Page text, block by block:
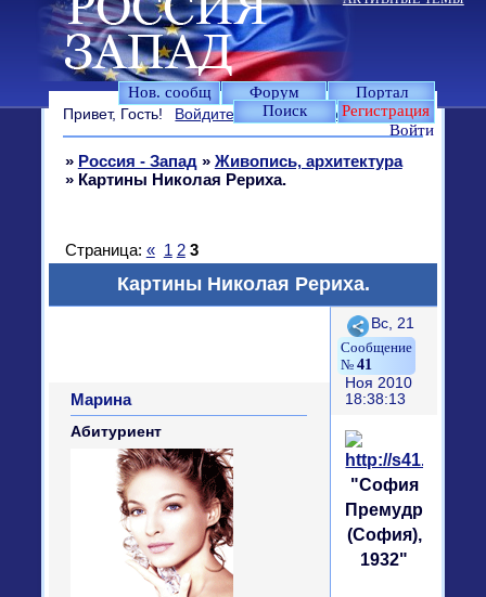
Нов. сообщ Форум
Портал
Поиск
Регистрация
Войти
Привет, Гость! Войдите илизарегистрируйтесь.
» Россия - Запад » Живопись, архитектура
» Картины Николая Рериха.
Картины Николая Рериха.
Страница: « 1 2 3
Поделиться
41
Вс, 21
Ноя 2010
18:38:13
Марина
Абитуриент
"София
Премудрость
(София),
1932"